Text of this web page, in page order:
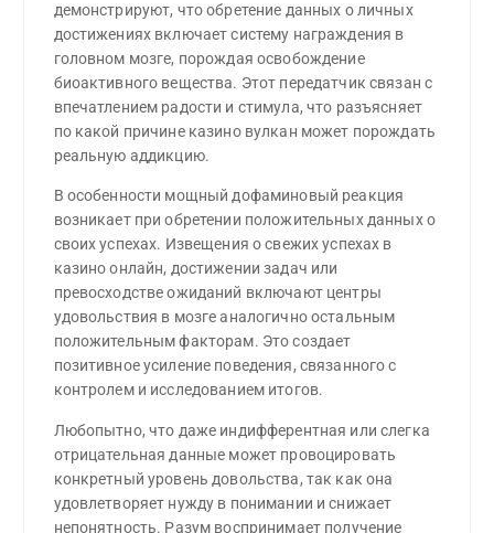
демонстрируют, что обретение данных о личных
достижениях включает систему награждения в
головном мозге, порождая освобождение
биоактивного вещества. Этот передатчик связан с
впечатлением радости и стимула, что разъясняет
по какой причине казино вулкан может порождать
реальную аддикцию.
В особенности мощный дофаминовый реакция
возникает при обретении положительных данных о
своих успехах. Извещения о свежих успехах в
казино онлайн, достижении задач или
превосходстве ожиданий включают центры
удовольствия в мозге аналогично остальным
положительным факторам. Это создает
позитивное усиление поведения, связанного с
контролем и исследованием итогов.
Любопытно, что даже индифферентная или слегка
отрицательная данные может провоцировать
конкретный уровень довольства, так как она
удовлетворяет нужду в понимании и снижает
непонятность. Разум воспринимает получение